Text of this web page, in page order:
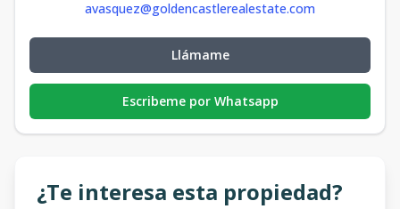
avasquez@goldencastlerealestate.com
Llámame
Escribeme por Whatsapp
¿Te interesa esta propiedad?